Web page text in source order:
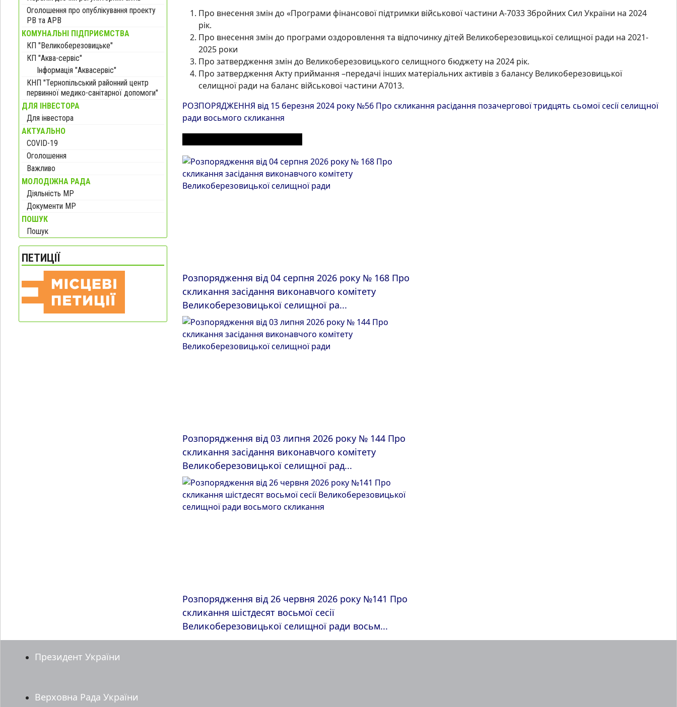
Оголошення про опублікування проекту
РВ та АРВ
КОМУНАЛЬНІ ПІДПРИЄМСТВА
КП "Великоберезовицьке"
КП "Аква-сервіс"
Інформація "Аквасервіс"
КНП "Тернопільський районний центр
первинної медико-санітарної допомоги"
ДЛЯ ІНВЕСТОРА
Для інвестора
АКТУАЛЬНО
COVID-19
Оголошення
Важливо
МОЛОДІЖНА РАДА
Діяльність МР
Документи МР
ПОШУК
Пошук
ПЕТИЦІЇ
Про внесення змін до «Програми фінансової підтримки військової частини А-7033 Збройних Сил України на 2024
рік.
Про внесення змін до програми оздоровлення та відпочинку дітей Великоберезовицької селищної ради на 2021-
2025 роки
Про затвердження змін до Великоберезовицького селищного бюджету на 2024 рік.
Про затвердження Акту приймання –передачі інших матеріальних активів з балансу Великоберезовицької
селищної ради на баланс військової частини А7013.
РОЗПОРЯДЖЕННЯ від 15 березня 2024 року №56 Про скликання pасідання позачергової тридцять сьомої сесії селищної
ради восьмого скликання
Розпорядження від 04 серпня 2026 року № 168 Про
скликання засідання виконавчого комітету
Великоберезовицької селищної ра...
Розпорядження від 03 липня 2026 року № 144 Про
скликання засідання виконавчого комітету
Великоберезовицької селищної рад...
Розпорядження від 26 червня 2026 року №141 Про
скликання шістдесят восьмої сесії
Великоберезовицької селищної ради восьм...
Президент України
Верховна Рада України